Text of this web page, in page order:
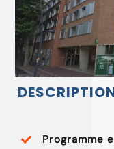
Programme